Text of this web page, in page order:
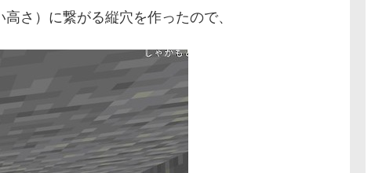
さ）に繋がる縦穴を作ったので、